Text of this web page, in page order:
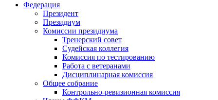
Федерация
Президент
Президиум
Комиссии президиума
Тренерский совет
Судейская коллегия
Комиссия по тестированию
Работа с ветеранами
Дисциплинарная комиссия
Общее собрание
Контрольно-ревизионная комиссия